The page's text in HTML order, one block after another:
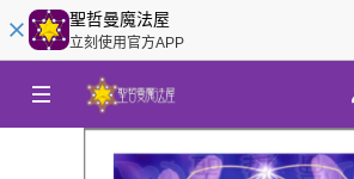
聖哲曼魔法屋
立刻使用官方APP